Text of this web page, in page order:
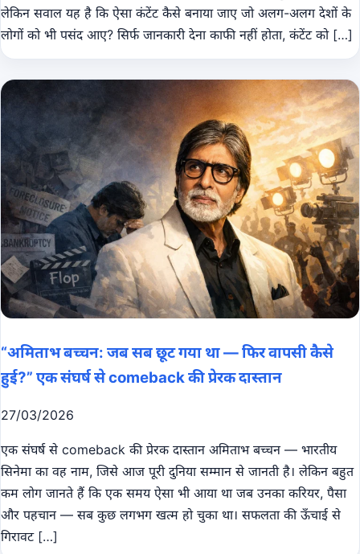
लेकिन सवाल यह है कि ऐसा कंटेंट कैसे बनाया जाए जो अलग-अलग देशों के
लोगों को भी पसंद आए? सिर्फ जानकारी देना काफी नहीं होता, कंटेंट को […]
“अमिताभ बच्चन: जब सब छूट गया था — फिर वापसी कैसे
हुई?” एक संघर्ष से comeback की प्रेरक दास्तान
27/03/2026
एक संघर्ष से comeback की प्रेरक दास्तान अमिताभ बच्चन — भारतीय
सिनेमा का वह नाम, जिसे आज पूरी दुनिया सम्मान से जानती है। लेकिन बहुत
कम लोग जानते हैं कि एक समय ऐसा भी आया था जब उनका करियर, पैसा
और पहचान — सब कुछ लगभग खत्म हो चुका था। सफलता की ऊँचाई से
गिरावट […]